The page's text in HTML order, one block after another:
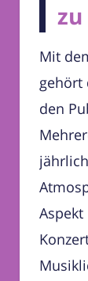
Mit
gehört
den